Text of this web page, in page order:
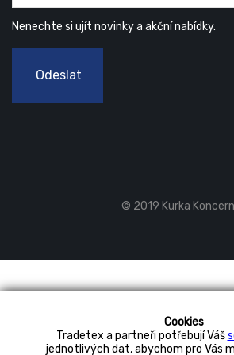
Cookies
Tradetex a partneři potřebují Váš
jednotlivých dat, abychom pro Vás
Nenechte si ujít novinky a akční nabídky.
Odeslat
© 2019 Kurka Koncern